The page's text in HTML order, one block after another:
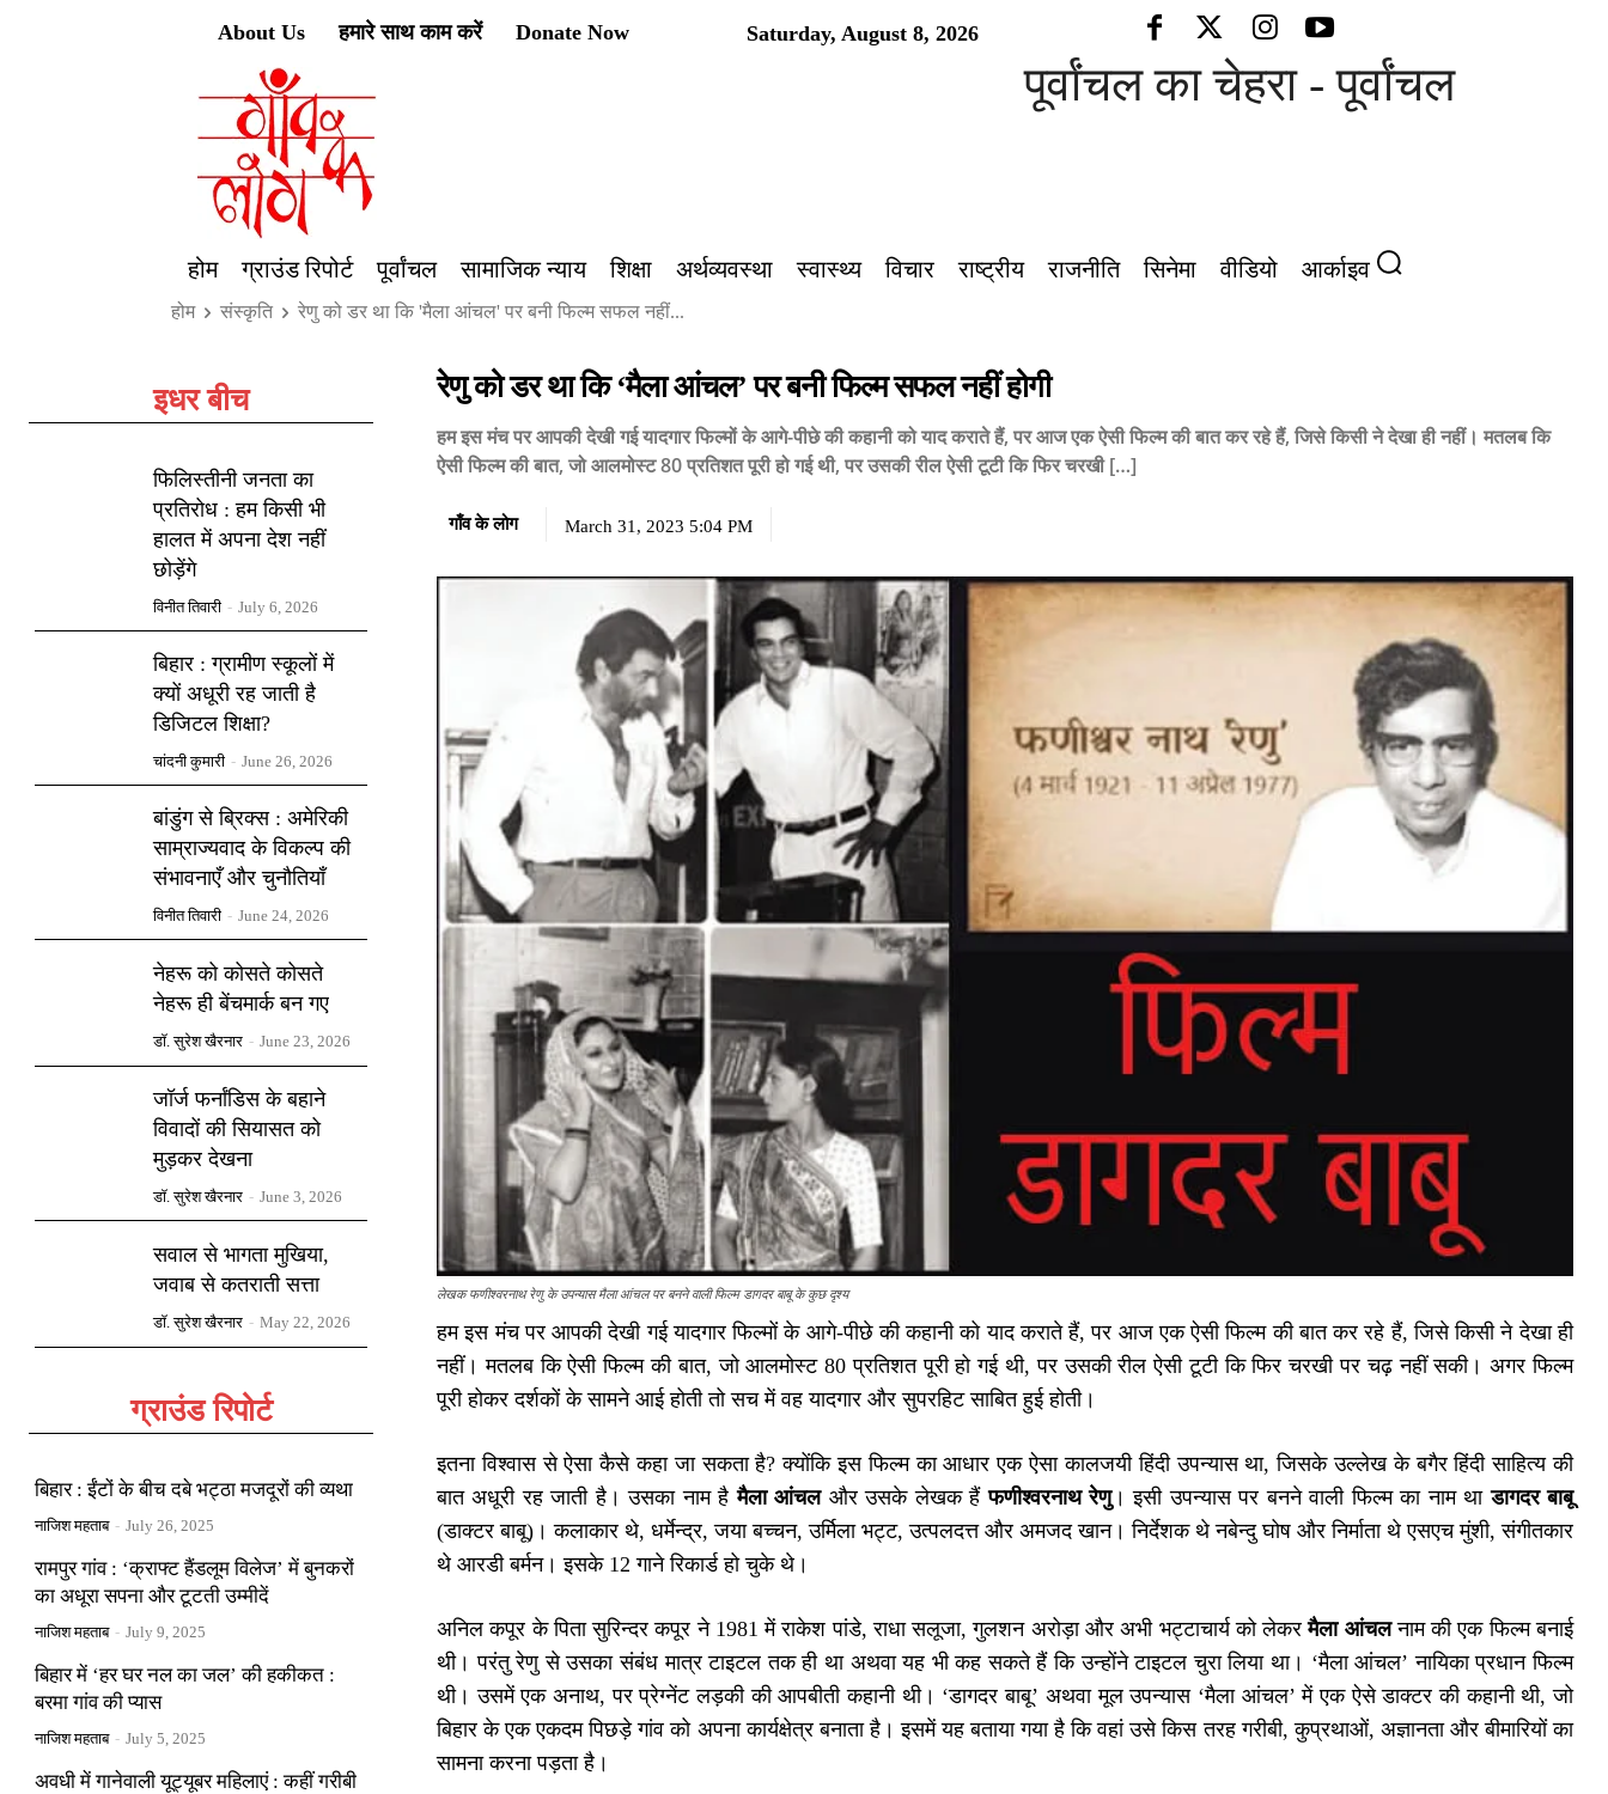
Saturday, August 8, 2026
About Us हमारे साथ काम करें Donate Now
पूर्वांचल का चेहरा - पूर्वांचल की आवाज़
होम ग्राउंड रिपोर्ट पूर्वांचल सामाजिक न्याय शिक्षा अर्थव्यवस्था स्वास्थ्य विचार राष्ट्रीय राजनीति सिनेमा वीडियो आर्काइव
होम संस्कृति रेणु को डर था कि 'मैला आंचल' पर बनी फिल्म सफल नहीं...
इधर बीच
फिलिस्तीनी जनता का
प्रतिरोध : हम किसी भी
हालत में अपना देश नहीं
छोड़ेंगे
विनीत तिवारी - July 6, 2026
बिहार : ग्रामीण स्कूलों में
क्यों अधूरी रह जाती है
डिजिटल शिक्षा?
चांदनी कुमारी - June 26, 2026
बांडुंग से ब्रिक्स : अमेरिकी
साम्राज्यवाद के विकल्प की
संभावनाएँ और चुनौतियाँ
विनीत तिवारी - June 24, 2026
नेहरू को कोसते कोसते
नेहरू ही बेंचमार्क बन गए
डॉ. सुरेश खैरनार - June 23, 2026
जॉर्ज फर्नांडिस के बहाने
विवादों की सियासत को
मुड़कर देखना
डॉ. सुरेश खैरनार - June 3, 2026
सवाल से भागता मुखिया,
जवाब से कतराती सत्ता
डॉ. सुरेश खैरनार - May 22, 2026
ग्राउंड रिपोर्ट
बिहार : ईंटों के बीच दबे भट्ठा मजदूरों की व्यथा
नाजिश महताब - July 26, 2025
रामपुर गांव : ‘क्राफ्ट हैंडलूम विलेज’ में बुनकरों
का अधूरा सपना और टूटती उम्मीदें
नाजिश महताब - July 9, 2025
बिहार में ‘हर घर नल का जल’ की हकीकत :
बरमा गांव की प्यास
नाजिश महताब - July 5, 2025
अवधी में गानेवाली यूट्यूबर महिलाएं : कहीं गरीबी
रेणु को डर था कि ‘मैला आंचल’ पर बनी फिल्म सफल नहीं होगी
हम इस मंच पर आपकी देखी गई यादगार फिल्मों के आगे-पीछे की कहानी को याद कराते हैं, पर आज एक ऐसी फिल्म की बात कर रहे हैं, जिसे किसी ने देखा ही नहीं। मतलब कि
ऐसी फिल्म की बात, जो आलमोस्ट 80 प्रतिशत पूरी हो गई थी, पर उसकी रील ऐसी टूटी कि फिर चरखी […]
गाँव के लोग March 31, 2023 5:04 PM
लेखक फणीश्वरनाथ रेणु के उपन्यास मैला आंचल पर बनने वाली फिल्म डागदर बाबू के कुछ दृश्य
हम इस मंच पर आपकी देखी गई यादगार फिल्मों के आगे-पीछे की कहानी को याद कराते हैं, पर आज एक ऐसी फिल्म की बात कर रहे हैं, जिसे किसी ने देखा ही
नहीं। मतलब कि ऐसी फिल्म की बात, जो आलमोस्ट 80 प्रतिशत पूरी हो गई थी, पर उसकी रील ऐसी टूटी कि फिर चरखी पर चढ़ नहीं सकी। अगर फिल्म
पूरी होकर दर्शकों के सामने आई होती तो सच में वह यादगार और सुपरहिट साबित हुई होती।
इतना विश्वास से ऐसा कैसे कहा जा सकता है? क्योंकि इस फिल्म का आधार एक ऐसा कालजयी हिंदी उपन्यास था, जिसके उल्लेख के बगैर हिंदी साहित्य की
बात अधूरी रह जाती है। उसका नाम हैमैला आंचल और उसके लेखक हैंफणीश्वरनाथ रेणु। इसी उपन्यास पर बनने वाली फिल्म का नाम थाडागदर बाबू
(डाक्टर बाबू)। कलाकार थे, धर्मेन्द्र, जया बच्चन, उर्मिला भट्ट, उत्पलदत्त और अमजद खान। निर्देशक थे नबेन्दु घोष और निर्माता थे एसएच मुंशी, संगीतकार
थे आरडी बर्मन। इसके 12 गाने रिकार्ड हो चुके थे।
अनिल कपूर के पिता सुरिन्दर कपूर ने 1981 में राकेश पांडे, राधा सलूजा, गुलशन अरोड़ा और अभी भट्टाचार्य को लेकरमैला आंचलनाम की एक फिल्म बनाई
थी। परंतु रेणु से उसका संबंध मात्र टाइटल तक ही था अथवा यह भी कह सकते हैं कि उन्होंने टाइटल चुरा लिया था। ‘मैला आंचल’ नायिका प्रधान फिल्म
थी। उसमें एक अनाथ, पर प्रेग्नेंट लड़की की आपबीती कहानी थी। ‘डागदर बाबू’ अथवा मूल उपन्यास ‘मैला आंचल’ में एक ऐसे डाक्टर की कहानी थी, जो
बिहार के एक एकदम पिछड़े गांव को अपना कार्यक्षेत्र बनाता है। इसमें यह बताया गया है कि वहां उसे किस तरह गरीबी, कुप्रथाओं, अज्ञानता और बीमारियों का
सामना करना पड़ता है।